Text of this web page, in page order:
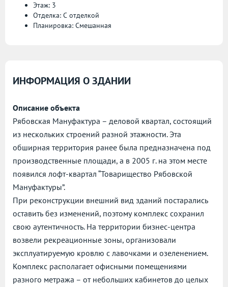
Этаж: 3
Отделка: С отделкой
Планировка: Смешанная
ИНФОРМАЦИЯ О ЗДАНИИ
Описание объекта
Рябовская Мануфактура – деловой квартал, состоящий
из нескольких строений разной этажности. Эта
обширная территория ранее была предназначена под
производственные площади, а в 2005 г. на этом месте
появился лофт-квартал “Товарищество Рябовской
Мануфактуры”.
При реконструкции внешний вид зданий постарались
оставить без изменений, поэтому комплекс сохранил
свою аутентичность. На территории бизнес-центра
возвели рекреационные зоны, организовали
эксплуатируемую кровлю с лавочками и озеленением.
Комплекс располагает офисными помещениями
разного метража – от небольших кабинетов до целых